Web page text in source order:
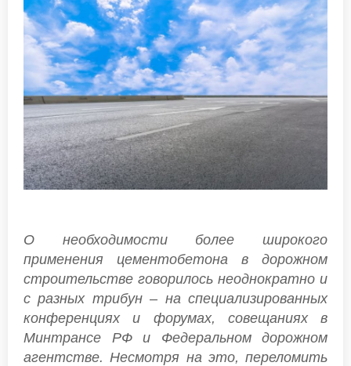
О необходимости более широкого
применения цементобетона в дорожном
строительстве говорилось неоднократно и
с разных трибун – на специализированных
конференциях и форумах, совещаниях в
Минтрансе РФ и Федеральном дорожном
агентстве. Несмотря на это, переломить